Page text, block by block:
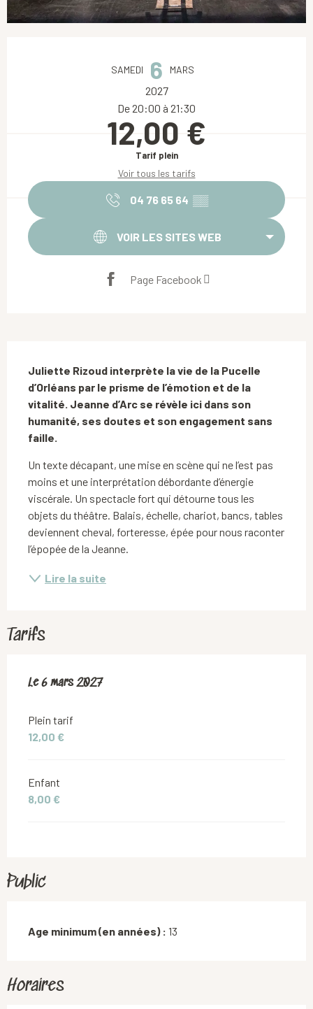
SAMEDI 6 MARS
2027
De 20:00 à 21:30
12,00 €
Tarif plein
Voir tous les tarifs
04 76 65 64 ▒▒
VOIR LES SITES WEB
Page Facebook
Juliette Rizoud interprète la vie de la Pucelle
d’Orléans par le prisme de l’émotion et de la
vitalité. Jeanne d’Arc se révèle ici dans son
humanité, ses doutes et son engagement sans
faille.
Un texte décapant, une mise en scène qui ne l’est pas
moins et une interprétation débordante d’énergie
viscérale. Un spectacle fort qui détourne tous les
objets du théâtre. Balais, échelle, chariot, bancs, tables
deviennent cheval, forteresse, épée pour nous raconter
l’épopée de la Jeanne.
Lire la suite
Tarifs
Le6 mars 2027
Le6 mars 2027
Plein tarif
12,00 €
Enfant
8,00 €
Public
Age minimum (en années) : 13
Horaires